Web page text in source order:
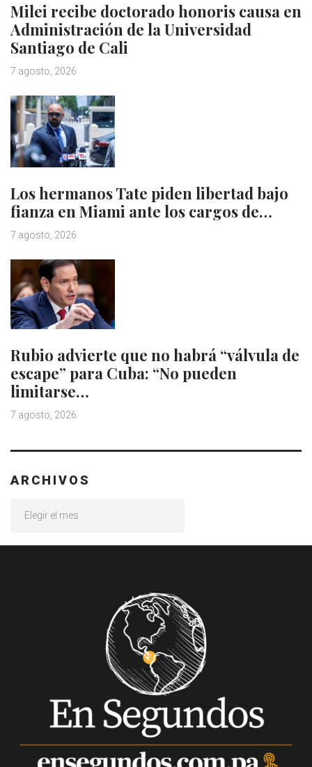
Milei recibe doctorado honoris causa en
Administración de la Universidad
Santiago de Cali
7 agosto, 2026
Los hermanos Tate piden libertad bajo
fianza en Miami ante los cargos de…
7 agosto, 2026
Rubio advierte que no habrá “válvula de
escape” para Cuba: “No pueden
limitarse…
7 agosto, 2026
ARCHIVOS